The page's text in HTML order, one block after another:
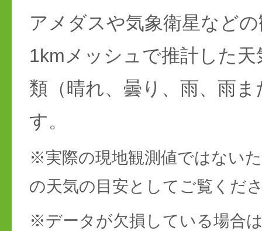
アメダスや気象衛星など
1kmメッシュで推計した
類（晴れ、曇り、雨、雨
す。
※実際の現地観測値ではない
の天気の目安としてご覧くだ
※データが欠損している場合